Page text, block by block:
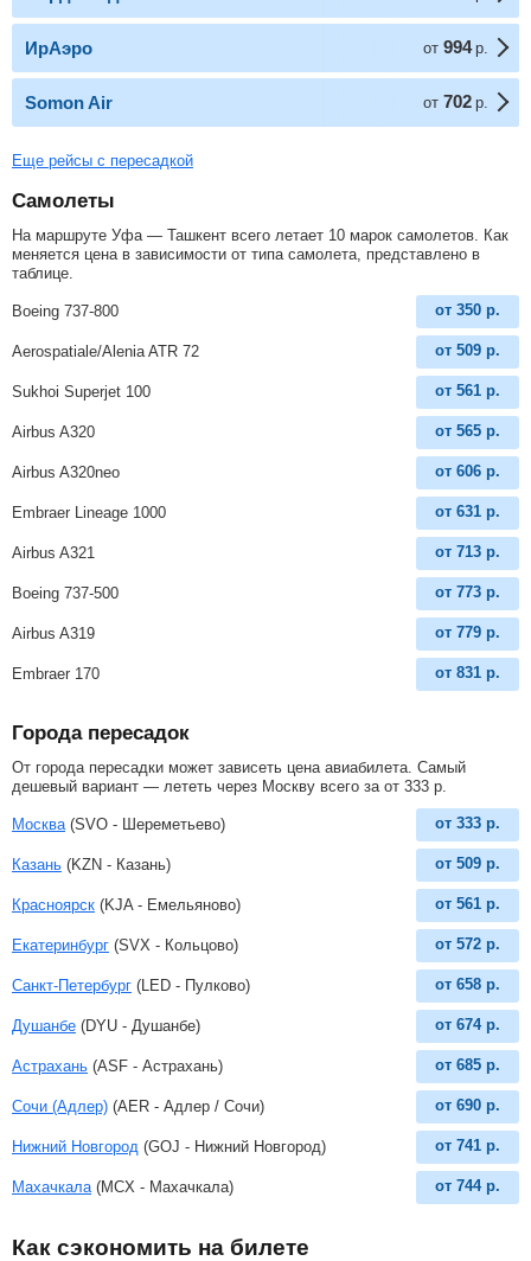
ИрАэро от 994 р.
Somon Air от 702 р.
Еще рейсы с пересадкой
Самолеты
На маршруте Уфа — Ташкент всего летает 10 марок самолетов. Как
меняется цена в зависимости от типа самолета, представлено в
таблице.
Boeing 737-800 от 350 р.
Aerospatiale/Alenia ATR 72 от 509 р.
Sukhoi Superjet 100 от 561 р.
Airbus A320 от 565 р.
Airbus A320neo от 606 р.
Embraer Lineage 1000 от 631 р.
Airbus A321 от 713 р.
Boeing 737-500 от 773 р.
Airbus A319 от 779 р.
Embraer 170 от 831 р.
Города пересадок
От города пересадки может зависеть цена авиабилета. Самый
дешевый вариант — лететь через Москву всего за от 333 р
Москва (SVO - Шереметьево) от 333 р.
Казань (KZN - Казань) от 509 р.
Красноярск (KJA - Емельяново) от 561 р.
Екатеринбург (SVX - Кольцово) от 572 р.
Санкт-Петербург (LED - Пулково) от 658 р.
Душанбе (DYU - Душанбе) от 674 р.
Астрахань (ASF - Астрахань) от 685 р.
Сочи (Адлер) (AER - Адлер / Сочи) от 690 р.
Нижний Новгород (GOJ - Нижний Новгород) от 741 р.
Махачкала (MCX - Махачкала) от 744 р.
Как сэкономить на билете